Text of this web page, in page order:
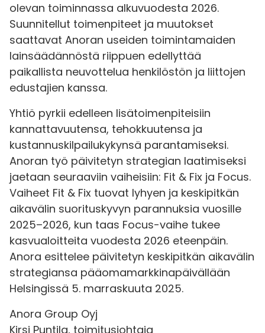
olevan toiminnassa alkuvuodesta 2026.
Suunnitellut toimenpiteet ja muutokset
saattavat Anoran useiden toimintamaiden
lainsäädännöstä riippuen edellyttää
paikallista neuvottelua henkilöstön ja liittojen
edustajien kanssa.
Yhtiö pyrkii edelleen lisätoimenpiteisiin
kannattavuutensa, tehokkuutensa ja
kustannuskilpailukykynsä parantamiseksi.
Anoran työ päivitetyn strategian laatimiseksi
jaetaan seuraaviin vaiheisiin: Fit & Fix ja Focus.
Vaiheet Fit & Fix tuovat lyhyen ja keskipitkän
aikavälin suorituskyvyn parannuksia vuosille
2025–2026, kun taas Focus-vaihe tukee
kasvualoitteita vuodesta 2026 eteenpäin.
Anora esittelee päivitetyn keskipitkän aikavälin
strategiansa pääomamarkkinapäivällään
Helsingissä 5. marraskuuta 2025.
Anora Group Oyj
Kirsi Puntila, toimitusjohtaja